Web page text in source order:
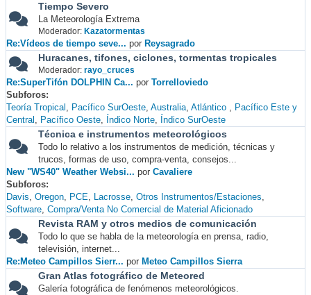
Tiempo Severo
La Meteorología Extrema
Moderador: Kazatormentas
Re:Vídeos de tiempo seve... por Reysagrado
Huracanes, tifones, ciclones, tormentas tropicales
Moderador: rayo_cruces
Re:SuperTifón DOLPHIN Ca... por Torrelloviedo
Subforos
Teoría Tropical
Pacífico SurOeste Australia Atlántico
Pacífico Este y
Central
Pacífico Oeste Índico Norte Índico SurOeste
Técnica e instrumentos meteorológicos
Todo lo relativo a los instrumentos de medición, técnicas y
trucos, formas de uso, compra-venta, consejos...
New "WS40" Weather Websi... por Cavaliere
Subforos
Davis Oregon PCE Lacrosse Otros Instrumentos/Estaciones
Software Compra/Venta No Comercial de Material Aficionado
Revista RAM y otros medios de comunicación
Todo lo que se habla de la meteorología en prensa, radio,
televisión, internet...
Re:Meteo Campillos Sierr... por Meteo Campillos Sierra
Gran Atlas fotográfico de Meteored
Galería fotográfica de fenómenos meteorológicos.